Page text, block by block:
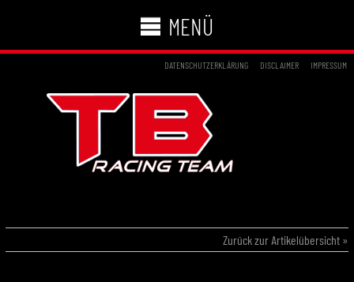
MENÜ
DATENSCHUTZERKLÄRUNG DISCLAIMER IMPRESSUM
Zurück zur Artikelübersicht »